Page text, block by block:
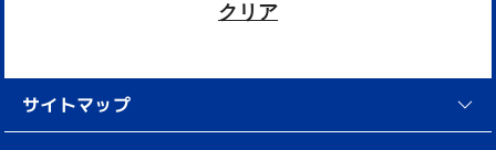
クリア
サイトマップ